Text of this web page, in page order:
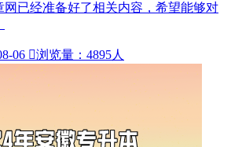
网已经准备好了相关内容，希望能够对
06 浏览量：4895人